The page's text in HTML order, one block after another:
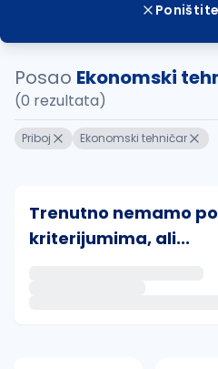
Posao Ekonomski
(0 rezultata)
Priboj Ekonomski tehničar
Trenutno nemamo
kriterijumima, ali...